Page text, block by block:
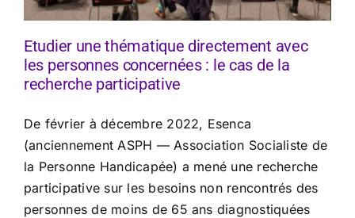
Etudier une thématique directement avec
les personnes concernées : le cas de la
recherche participative
De février à décembre 2022, Esenca
(anciennement ASPH — Association Socialiste de
la Personne Handicapée) a mené une recherche
participative sur les besoins non rencontrés des
personnes de moins de 65 ans diagnostiquées